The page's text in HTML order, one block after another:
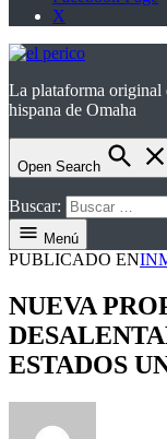
X
el perico
La plataforma original
hispana de Omaha
Open Search
Buscar:
Menú
PUBLICADO EN
NUEVA
ESTADOS